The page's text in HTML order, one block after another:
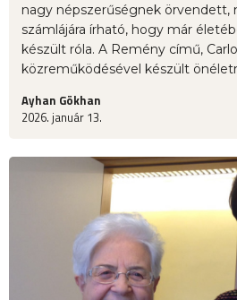
nagy népszerűségnek örvendett,
számlájára írható, hogy már
készült róla. A Remény című,
közreműködésével készült
Ayhan Gökhan
2026. január 13.